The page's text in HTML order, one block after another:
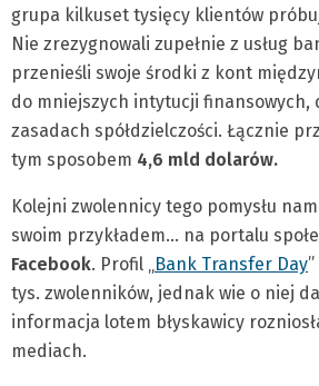
grupa kilkuset tysięcy klientów
Nie zrezygnowali zupełnie z usług
przenieśli swoje środki z kont
do mniejszych intytucji finansowych,
zasadach spółdzielczości. Łącznie
tym sposobem 4,6 mld dolarów.
Kolejni zwolennicy tego pomysłu
swoim przykładem… na portalu
Facebook. Profil „Bank Transfer Day
tys. zwolenników, jednak wie o niej
informacja lotem błyskawicy
mediach.